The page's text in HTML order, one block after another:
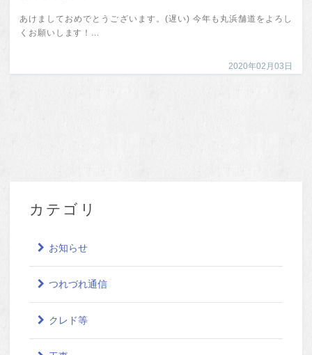
あけましておめでとうございます。(遅い) 今年も丸浜舗道をよろし
くお願いします！...
2020年02月03日
カテゴリ
お知らせ
つれづれ通信
クレド等